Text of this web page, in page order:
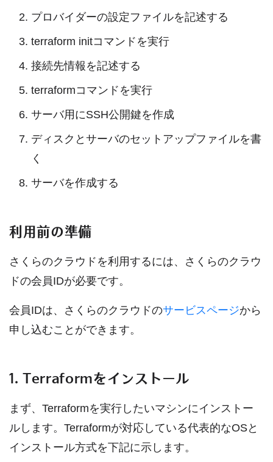
プロバイダーの設定ファイルを記述する
terraform initコマンドを実行
接続先情報を記述する
terraformコマンドを実行
サーバ用にSSH公開鍵を作成
ディスクとサーバのセットアップファイルを書
く
サーバを作成する
利用前の準備
さくらのクラウドを利用するには、さくらのクラウ
ドの会員IDが必要です。
会員IDは、さくらのクラウドのサービスページから
申し込むことができます。
1. Terraformをインストール
まず、Terraformを実行したいマシンにインストー
ルします。Terraformが対応している代表的なOSと
インストール方式を下記に示します。